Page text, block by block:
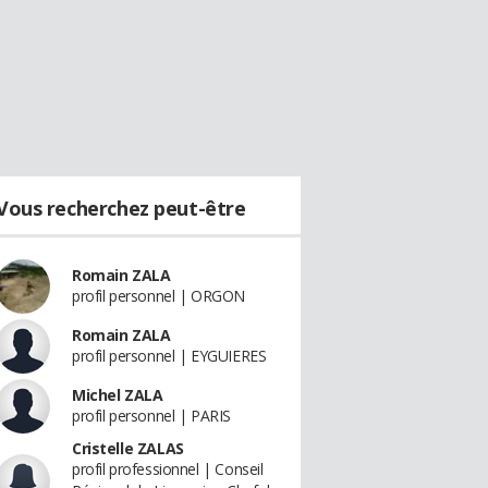
recherchez peut-être
Romain ZALA
profil personnel | ORGON
Romain ZALA
profil personnel | EYGUIERES
Michel ZALA
profil personnel | PARIS
Cristelle ZALAS
profil professionnel | Conseil